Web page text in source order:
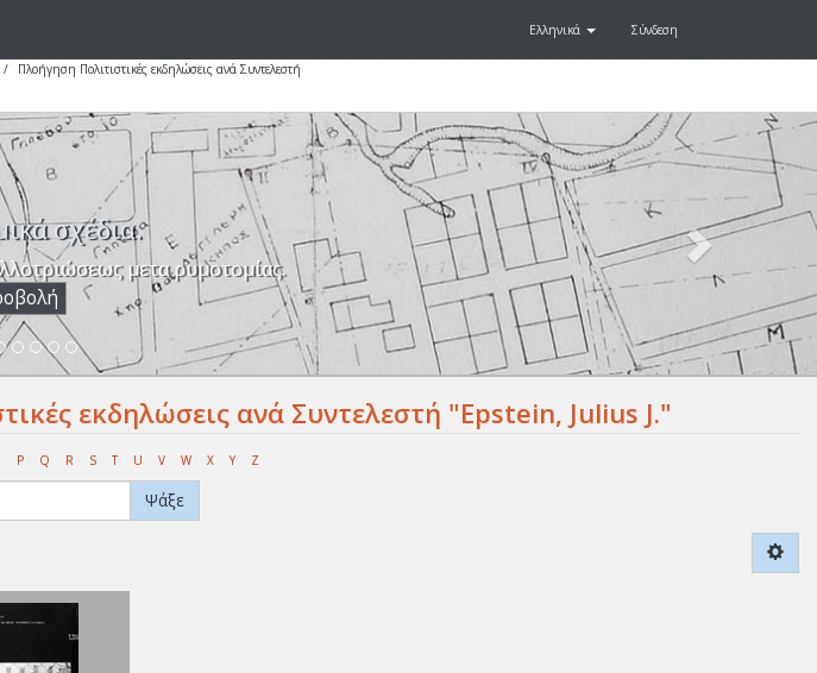
Ελληνικά Σύνδεση
Πλοήγηση Πολιτιστικές εκδηλώσεις ανά Συντελεστή
σχέδια.
μετα ρυμοτομίας.
Next
εκδηλώσεις ανά Συντελεστή "Epstein, Julius J."
P Q R S T U V W X Y Z
Ψάξε